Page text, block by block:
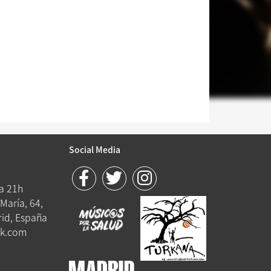
21h
64,
España
Social Media